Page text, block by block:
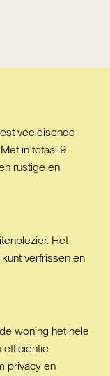
veeleisende
in totaal 9
rustige en
Het
verfrissen en
woning het hele
privacy en